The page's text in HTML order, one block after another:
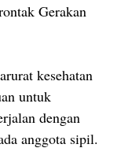
Gerakan
kesehatan
untuk
dengan
anggota sipil.